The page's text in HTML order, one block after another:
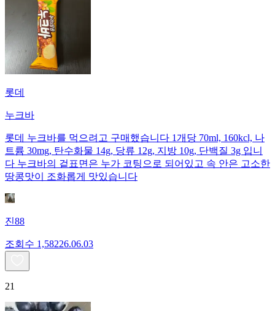
롯데
누크바
롯데 누크바를 먹으려고 구매했습니다 1개당 70ml, 160kcl, 나
트륨 30mg, 탄수화물 14g, 당류 12g, 지방 10g, 단백질 3g 입니
다 누크바의 겉표면은 누가 코팅으로 되어있고 속 안은 고소한
땅콩맛이 조화롭게 맛있습니다
진88
조회수 1,58226.06.03
21